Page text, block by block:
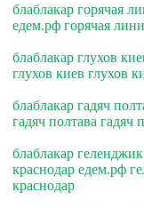
блаблакар горячая
едем.рф горячая
блаблакар глухов
глухов киев глухов
блаблакар гадяч
гадяч полтава гадяч
блаблакар
краснодар едем.рф
краснодар